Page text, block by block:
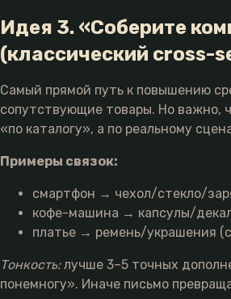
Идея 3. «Соберите
(классический cross-
Самый прямой путь к повышению
сопутствующие товары. Но важно,
«по каталогу», а по реальному
Примеры связок:
смартфон → чехол/стекло/
кофе-машина → капсулы/
платье → ремень/украшения
Тонкость:лучше 3–5 точных
понемногу». Иначе письмо